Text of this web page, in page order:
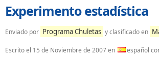
Experimento estadística
Enviado por Programa Chuletas y clasificado en
Escrito el 15 de Noviembre de 2007en español